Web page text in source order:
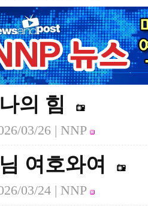
의 힘
03/26 | NNP
여호와여
03/24 | NNP